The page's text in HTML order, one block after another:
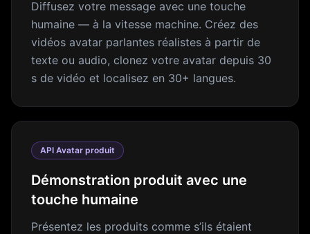
Diffusez votre message avec une touche
humaine — à la vitesse machine. Créez des
vidéos avatar parlantes réalistes à partir de
texte ou audio, clonez votre avatar depuis 30
s de vidéo et localisez en 30+ langues.
API Avatar produit
Démonstration produit avec une
touche humaine
Présentez les produits comme s’ils étaient